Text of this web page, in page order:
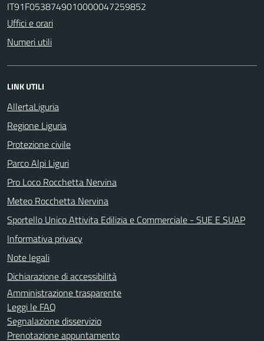
IT91F0538749010000047259852
Uffici e orari
Numeri utili
LINK UTILI
AllertaLiguria
Regione Liguria
Protezione civile
Parco Alpi Liguri
Pro Loco Rocchetta Nervina
Meteo Rocchetta Nervina
Sportello Unico Attivita Edilizia e Commerciale - SUE E SUAP
Informativa privacy
Note legali
Dichiarazione di accessibilità
Amministrazione trasparente
Leggi le FAQ
Segnalazione disservizio
Prenotazione appuntamento